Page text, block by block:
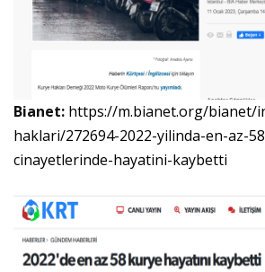
Bianet: https://m.bianet.org/bianet/
haklari/272694-2022-yilinda-en-az-
cinayetlerinde-hayatini-kaybetti